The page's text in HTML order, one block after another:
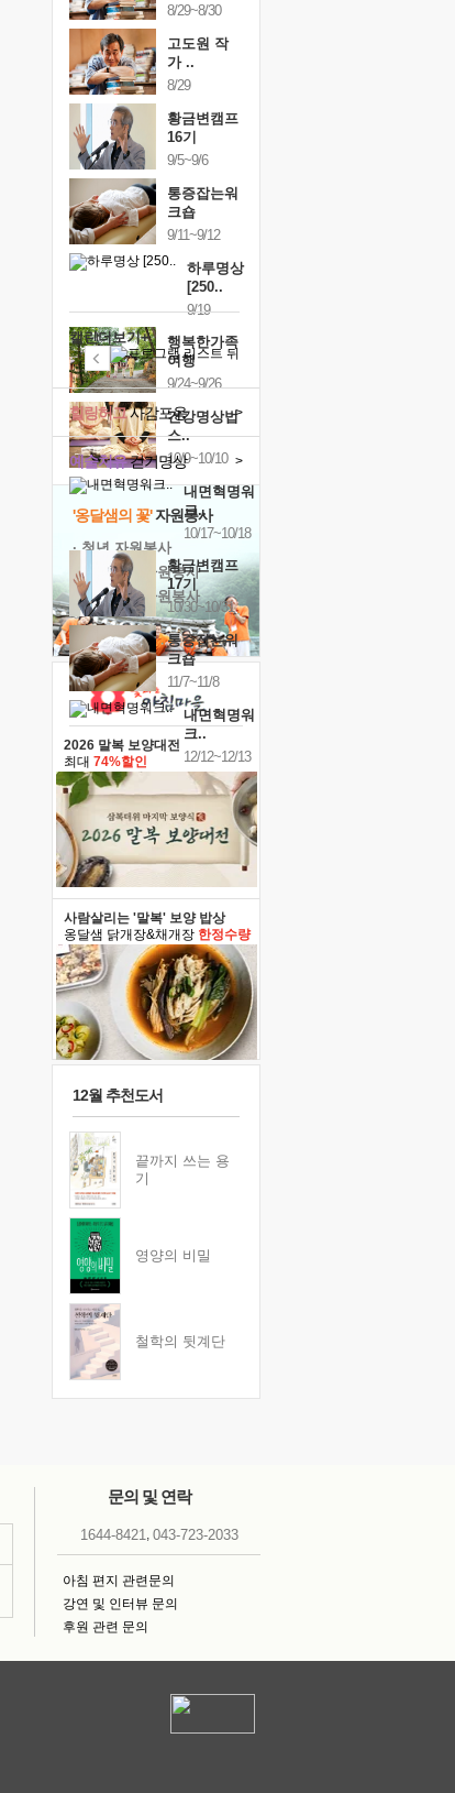
8/29~8/30
고도원 작
가 ..
8/29
황금변캠프
16기
9/5~9/6
통증잡는워
크숍
9/11~9/12
하루명상
[250..
9/19
행복한가족
여행
9/24~9/26
건강명상법
스..
10/9~10/10
내면혁명워
크..
10/17~10/18
황금변캠프
17기
10/30~10/31
통증잡는워
크숍
11/7~11/8
내면혁명워
크..
12/12~12/13
캘린더보기+
예술치유걷기명상 >
힐링허그사감포옹 >
'옹달샘의 꽃'자원봉사
· 청년 자원봉사
· 금빛청년 자원봉사
· 음식연구 자원봉사
2026 말복 보양대전
최대 74%할인
사람살리는 '말복' 보양 밥상
옹달샘 닭개장&채개장 한정수량
12월 추천도서
끝까지 쓰는 용
기
영양의 비밀
철학의 뒷계단
문의 및 연락
1644-8421, 043-723-2033
아침 편지 관련문의
강연 및 인터뷰 문의
후원 관련 문의